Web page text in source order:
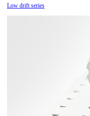
Low drift series